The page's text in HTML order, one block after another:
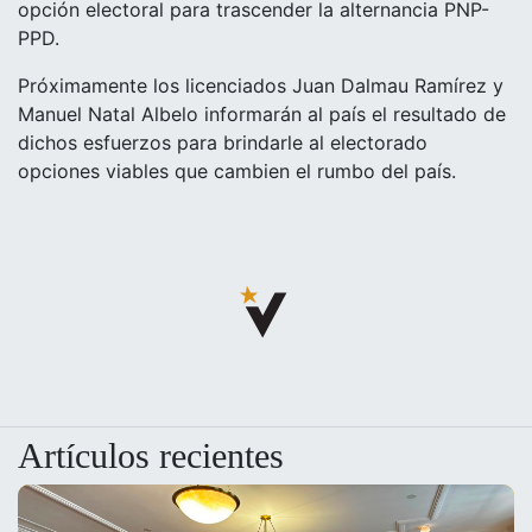
opción electoral para trascender la alternancia PNP-
PPD.
Próximamente los licenciados Juan Dalmau Ramírez y
Manuel Natal Albelo informarán al país el resultado de
dichos esfuerzos para brindarle al electorado
opciones viables que cambien el rumbo del país.
Artículos recientes